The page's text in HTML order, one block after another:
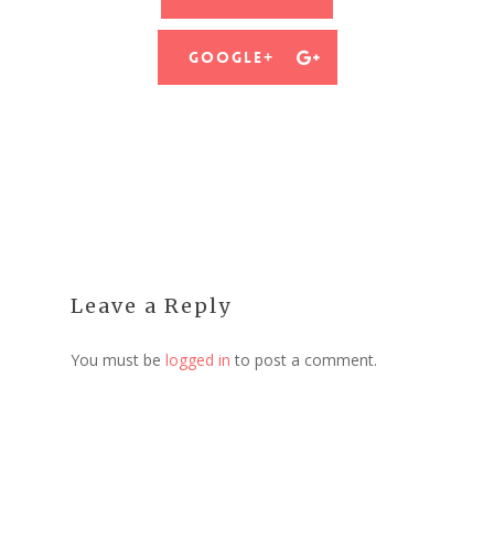
Google+
Leave a Reply
You must be logged in to post a comment.